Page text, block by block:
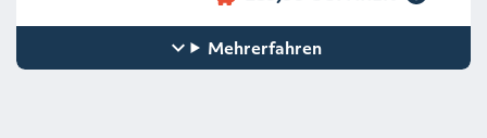
Mehrerfahren